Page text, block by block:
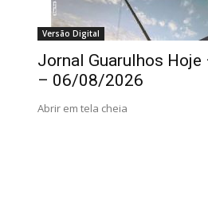
Versão Digital
Jornal Guarulhos Hoje
– 06/08/2026
Abrir em tela cheia